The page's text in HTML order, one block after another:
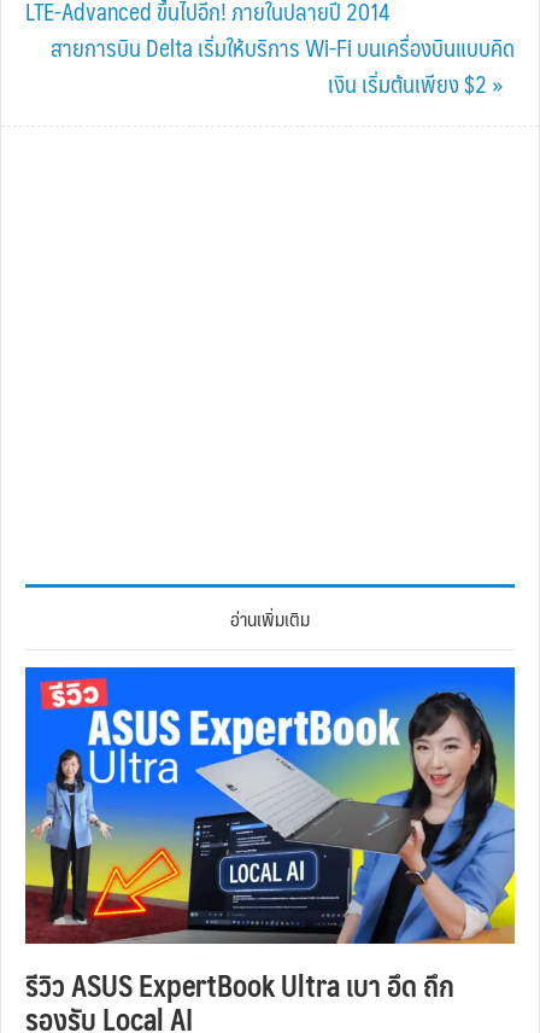
Post:
LTE-Advanced ขึ้นไปอีก! ภายในปลายปี 2014
Next
สายการบิน Delta เริ่มให้บริการ Wi-Fi บนเครื่องบินแบบคิด
เงิน เริ่มต้นเพียง $2 »
อ่านเพิ่มเติม
รีวิว ASUS ExpertBook Ultra เบา อึด ถึก
รองรับ Local AI